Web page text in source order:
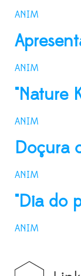
ANIM
ANIM
"Nature
ANIM
Doçura
ANIM
"Dia do
ANIM